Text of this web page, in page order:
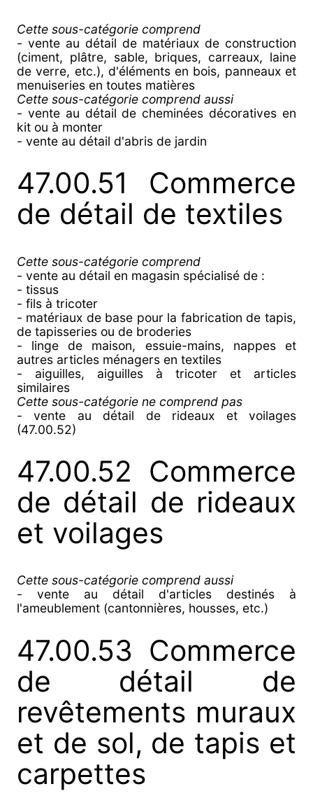
Cette sous-catégorie comprend
- vente au détail de matériaux de construction
(ciment, plâtre, sable, briques, carreaux, laine
de verre, etc.), d'éléments en bois, panneaux et
menuiseries en toutes matières
Cette sous-catégorie comprend aussi
- vente au détail de cheminées décoratives en
kit ou à monter
- vente au détail d'abris de jardin
47.00.51 Commerce
de détail de textiles
Cette sous-catégorie comprend
- vente au détail en magasin spécialisé de :
- tissus
- fils à tricoter
- matériaux de base pour la fabrication de tapis,
de tapisseries ou de broderies
- linge de maison, essuie-mains, nappes et
autres articles ménagers en textiles
- aiguilles, aiguilles à tricoter et articles
similaires
Cette sous-catégorie ne comprend pas
- vente au détail de rideaux et voilages
(47.00.52)
47.00.52 Commerce
de détail de rideaux
et voilages
Cette sous-catégorie comprend aussi
- vente au détail d'articles destinés à
l'ameublement (cantonnières, housses, etc.)
47.00.53 Commerce
de détail de
revêtements muraux
et de sol, de tapis et
carpettes